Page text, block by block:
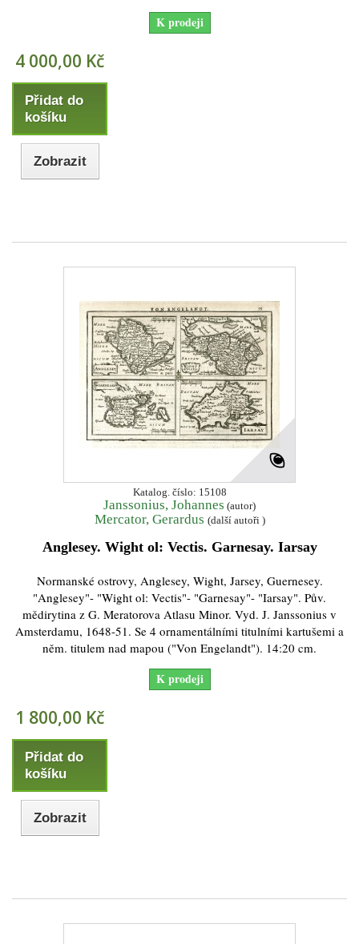
K prodeji
4 000,00 Kč
Přidat do
košíku
Zobrazit
Katalog. číslo: 15108
Janssonius, Johannes (autor)
Mercator, Gerardus (další autoři )
Anglesey. Wight ol: Vectis. Garnesay. Iarsay
Normanské ostrovy, Anglesey, Wight, Jarsey, Guernesey.
"Anglesey"- "Wight ol: Vectis"- "Garnesay"- "Iarsay". Pův.
mědirytina z G. Meratorova Atlasu Minor. Vyd. J. Janssonius v
Amsterdamu, 1648-51. Se 4 ornamentálními titulními kartušemi a
něm. titulem nad mapou ("Von Engelandt"). 14:20 cm.
K prodeji
1 800,00 Kč
Přidat do
košíku
Zobrazit